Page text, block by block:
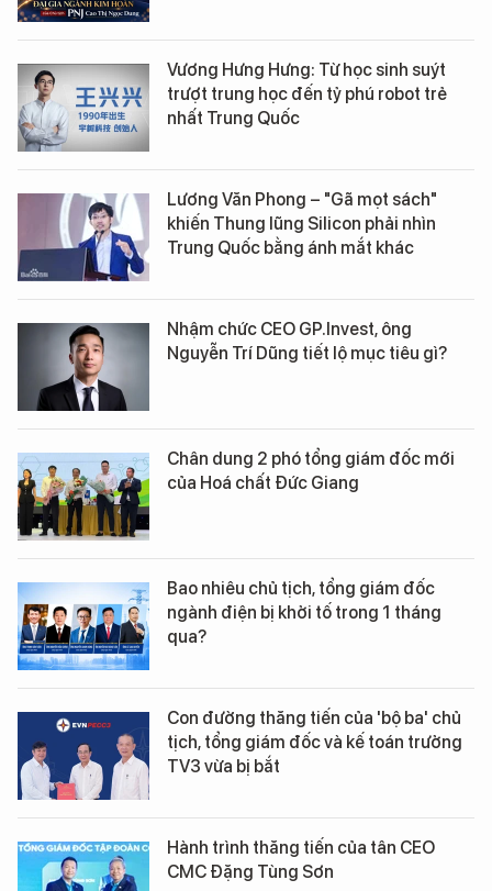
Vương Hưng Hưng: Từ học sinh suýt
trượt trung học đến tỷ phú robot trẻ
nhất Trung Quốc
Lương Văn Phong – "Gã mọt sách"
khiến Thung lũng Silicon phải nhìn
Trung Quốc bằng ánh mắt khác
Nhậm chức CEO GP.Invest, ông
Nguyễn Trí Dũng tiết lộ mục tiêu gì?
Chân dung 2 phó tổng giám đốc mới
của Hoá chất Đức Giang
Bao nhiêu chủ tịch, tổng giám đốc
ngành điện bị khởi tố trong 1 tháng
qua?
Con đường thăng tiến của 'bộ ba' chủ
tịch, tổng giám đốc và kế toán trưởng
TV3 vừa bị bắt
Hành trình thăng tiến của tân CEO
CMC Đặng Tùng Sơn